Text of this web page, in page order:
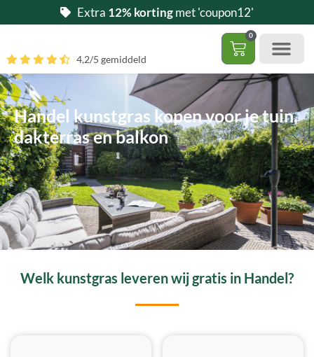
naar
inhoud
Extra 12% kortingmet 'coupon12'
0
4,2/5 gemiddeld
Handel kunstgras kopen voor je tuin,
dakterras en balkon
Welk kunstgras leveren wij gratis in Handel?